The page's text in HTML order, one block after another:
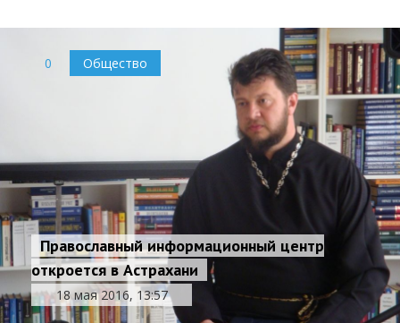
0 Общество
Православный информационный центр
откроется в Астрахани
18 мая 2016, 13:57